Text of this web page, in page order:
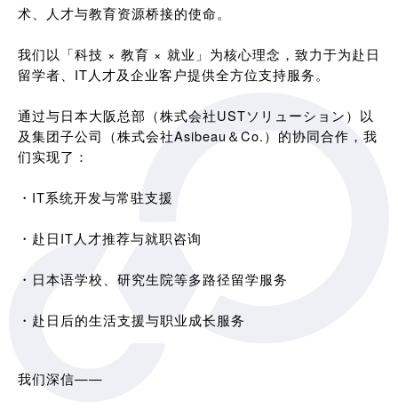
术、人才与教育资源桥接的使命。
我们以「科技 × 教育 × 就业」为核心理念，致力于为赴日
留学者、IT人才及企业客户提供全方位支持服务。
通过与日本大阪总部（株式会社USTソリューション）以
及集团子公司（株式会社Asibeau＆Co.）的协同合作，我
们实现了：
・IT系统开发与常驻支援
・赴日IT人才推荐与就职咨询
・日本语学校、研究生院等多路径留学服务
・赴日后的生活支援与职业成长服务
我们深信——